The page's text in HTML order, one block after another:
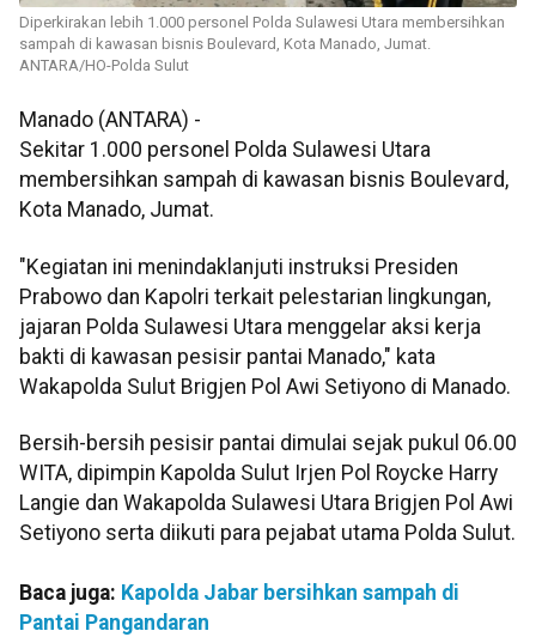
Diperkirakan lebih 1.000 personel Polda Sulawesi Utara membersihkan
sampah di kawasan bisnis Boulevard, Kota Manado, Jumat.
ANTARA/HO-Polda Sulut
Manado (ANTARA) -
Sekitar 1.000 personel Polda Sulawesi Utara
membersihkan sampah di kawasan bisnis Boulevard,
Kota Manado, Jumat.
"Kegiatan ini menindaklanjuti instruksi Presiden
Prabowo dan Kapolri terkait pelestarian lingkungan,
jajaran Polda Sulawesi Utara menggelar aksi kerja
bakti di kawasan pesisir pantai Manado," kata
Wakapolda Sulut Brigjen Pol Awi Setiyono di Manado.
Bersih-bersih pesisir pantai dimulai sejak pukul 06.00
WITA, dipimpin Kapolda Sulut Irjen Pol Roycke Harry
Langie dan Wakapolda Sulawesi Utara Brigjen Pol Awi
Setiyono serta diikuti para pejabat utama Polda Sulut.
Baca juga: Kapolda Jabar bersihkan sampah di
Pantai Pangandaran